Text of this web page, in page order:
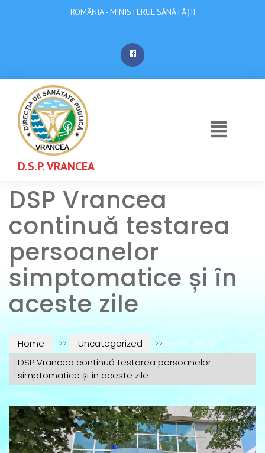
ROMÂNIA - MINISTERUL SĂNĂTĂȚII
D.S.P. VRANCEA
DSP Vrancea
continuă testarea
persoanelor
simptomatice și în
aceste zile
Home >> Uncategorized
>>
DSP Vrancea continuă testarea persoanelor
simptomatice și în aceste zile